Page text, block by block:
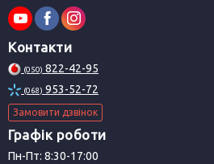
Контакти
(050) 822-42-95
(068) 953-52-72
Замовити дзвінок
Графік роботи
Пн-Пт: 8:30-17:00